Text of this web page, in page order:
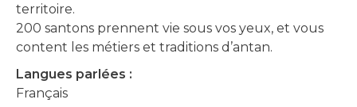
territoire.
200 santons prennent vie sous vos yeux, et vous
content les métiers et traditions d’antan.
Langues parlées :
Français